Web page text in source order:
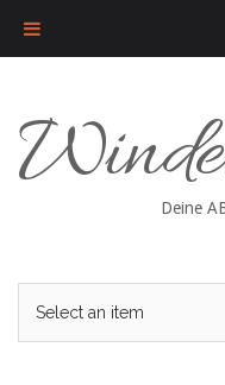
content
Deine